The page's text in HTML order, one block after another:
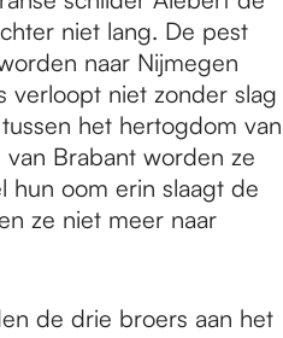
niet lang. De pest
naar Nijmegen
verloopt niet zonder slag
het hertogdom van
Brabant worden ze
hun oom erin slaagt de
ze niet meer naar
de drie broers aan het